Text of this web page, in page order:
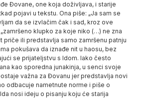
Đovane, one koja doživljava, i starije
pojavi u tekstu. Ona piše: „Ja sam se
da se izvlačim čak i sad, kroz ove
klupko za koje niko (…) ne zna
priče ili predstavlja samo zamršenu patnju
pokušava da iznađe nit u haosu, bez
se prijateljstvu s Idom. Iako često
kao sporedna junakinja, u senci svoje
važna za Đovanu jer predstavlja novi
odbacuje nametnute norme i piše o
nosi ideju o pisanju koju će starija